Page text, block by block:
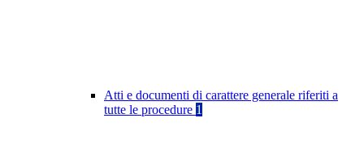
Atti e documenti di carattere generale riferiti a
tutte le procedure 1